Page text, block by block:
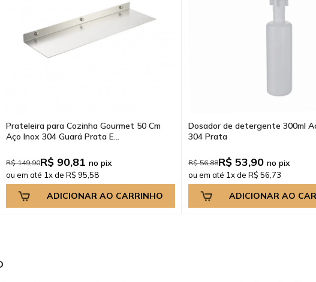
Prateleira para Cozinha Gourmet 50 Cm
Aço Inox 304 Guará Prata E...
R$ 149,90R$ 90,81no pix
ou em até 1x de R$ 95,58
ADICIONAR AO CARRINHO
Dosador de detergente 300ml
304 Prata
R$ 56,88R$ 53,90no pix
ou em até 1x de R$ 56,73
ADICIONAR AO